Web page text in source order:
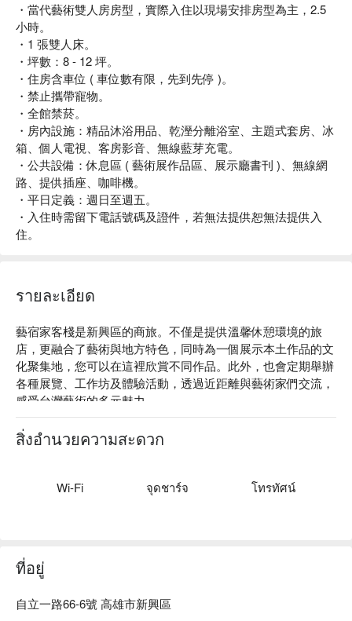
・當代藝術雙人房房型，實際入住以現場安排房型為主，2.5
小時。
・1 張雙人床。
・坪數：8 - 12 坪。
・住房含車位 ( 車位數有限，先到先停 )。
・禁止攜帶寵物。
・全館禁菸。
・房內設施：精品沐浴用品、乾溼分離浴室、主題式套房、冰
箱、個人電視、客房影音、無線藍芽充電。
・公共設備：休息區 ( 藝術展作品區、展示廳書刊 )、無線網
路、提供插座、咖啡機。
・平日定義：週日至週五。
・入住時需留下電話號碼及證件，若無法提供恕無法提供入
住。
รายละเอียด
藝宿家客棧是新興區的商旅。不僅是提供溫馨休憩環境的旅
店，更融合了藝術與地方特色，同時為一個展示本土作品的文
化聚集地，您可以在這裡欣賞不同作品。此外，也會定期舉辦
各種展覽、工作坊及體驗活動，透過近距離與藝術家們交流，
感受台灣藝術的多元魅力。
藝宿家客棧評價：Google 4.9 星
藝宿家客棧推薦：除了獨特的藝術饗宴，旅店也以其貼心服務
更加完美。
สิ่งอำนวยความสะดวก
Wi-Fi จุดชาร์จ โทรทัศน์
ที่อยู่
自立一路66-6號 高雄市新興區